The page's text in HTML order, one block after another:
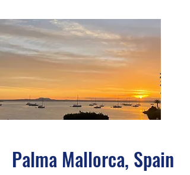
Palma Mallorca, Spain